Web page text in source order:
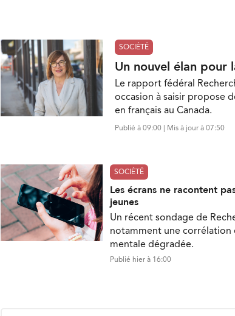
SOCIÉTÉ
Un nouvel élan pour
Le rapport fédéral
occasion à saisir propose
en français au Canada.
Publié à 09:00 | Mis à jour à 07:50
SOCIÉTÉ
Les écrans ne racontent
jeunes
Un récent sondage de
notamment une corrélation
mentale dégradée.
Publié hier à 16:00